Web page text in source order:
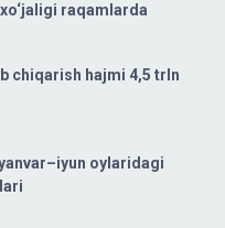
raqamlarda
chiqarish hajmi 4,5 trln
oylaridagi